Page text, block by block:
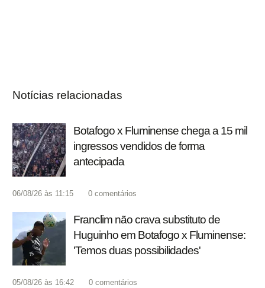
Notícias relacionadas
Botafogo x Fluminense chega a 15 mil
ingressos vendidos de forma
antecipada
06/08/26 às 11:15 0 comentários
Franclim não crava substituto de
Huguinho em Botafogo x Fluminense:
'Temos duas possibilidades'
05/08/26 às 16:42 0 comentários